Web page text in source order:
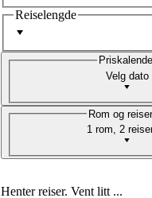
Reiselengde
Velg dato
1 rom, 2
Rom og
Henter reiser. Vent litt ...